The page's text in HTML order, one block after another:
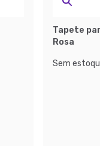
Tapete
Rosa
Sem